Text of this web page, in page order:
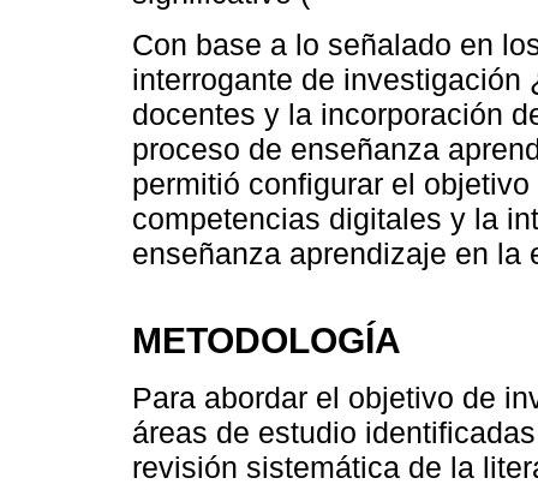
Con base a lo señalado en
interrogante de
docentes y la incorporación
proceso de enseñanza
permitió configurar el
competencias digitales y la
enseñanza aprendizaje en la
METODOLOGÍA
Para abordar el objetivo de
áreas de estudio
revisión sistemática de la